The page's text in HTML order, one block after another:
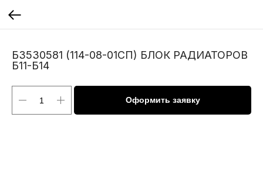
Б3530581 (114-08-01СП) БЛОК РАДИАТОРОВ
Б11-Б14
Оформить заявку